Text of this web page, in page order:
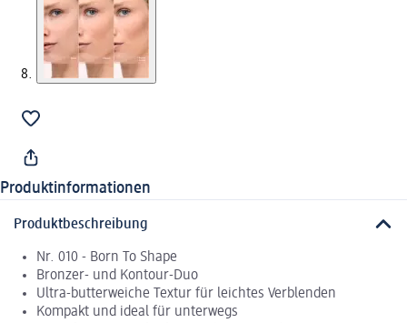
Produktinformationen
Produktbeschreibung
Nr. 010 - Born To Shape
Bronzer- und Kontour-Duo
Ultra-butterweiche Textur für leichtes Verblenden
Kompakt und ideal für unterwegs